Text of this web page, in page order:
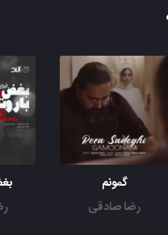
گمونم
رضا صادقی